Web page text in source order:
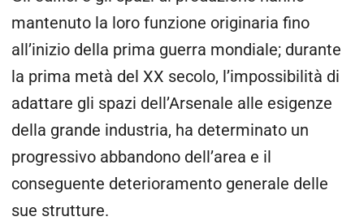
mantenuto la loro funzione originaria fino
all’inizio della prima guerra mondiale; durante
la prima metà del XX secolo, l’impossibilità di
adattare gli spazi dell’Arsenale alle esigenze
della grande industria, ha determinato un
progressivo abbandono dell’area e il
conseguente deterioramento generale delle
sue strutture.